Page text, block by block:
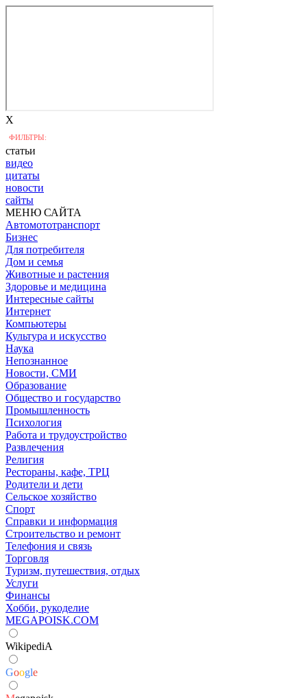
X
ФИЛЬТРЫ:
статьи
видео
цитаты
новости
сайты
МЕНЮ САЙТА
Автомототранспорт
Бизнес
Для потребителя
Дом и семья
Животные и растения
Здоровье и медицина
Интересные сайты
Интернет
Компьютеры
Культура и искусство
Наука
Непознанное
Новости, СМИ
Образование
Общество и государство
Промышленность
Психология
Работа и трудоустройство
Развлечения
Религия
Рестораны, кафе, ТРЦ
Родители и дети
Сельское хозяйство
Спорт
Справки и информация
Строительство и ремонт
Телефония и связь
Торговля
Туризм, путешествия, отдых
Услуги
Финансы
Хобби, рукоделие
MEGAPOISK.COM
WikipediA
Google